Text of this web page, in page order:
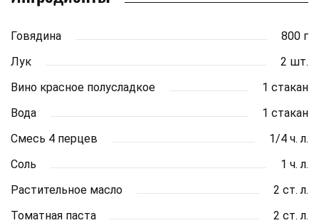
Говядина
800 г
Лук
2 шт.
Вино красное полусладкое
1 стакан
Вода
1 стакан
Смесь 4 перцев
1/4 ч. л.
Соль
1 ч. л.
Растительное масло
2 ст. л.
Томатная паста
2 ст. л.